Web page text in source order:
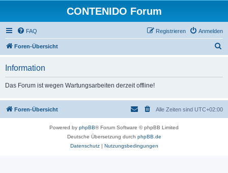
CONTENIDO Forum
FAQ Anmelden
Registrieren
Foren-Übersicht
Information
Das Forum ist wegen Wartungsarbeiten derzeit offline!
Foren-Übersicht Alle Zeiten sind UTC+02:00
Powered by phpBB® Forum Software © phpBB Limited
Deutsche Übersetzung durch phpBB.de
Datenschutz| Nutzungsbedingungen